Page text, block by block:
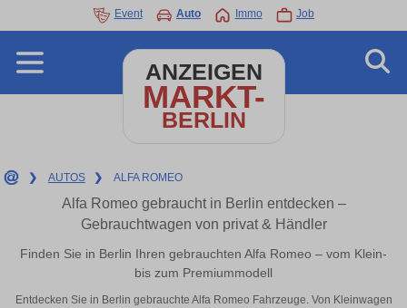
Event Auto Immo Job
ANZEIGEN
MARKT-
BERLIN
❯ AUTOS ❯ ALFA ROMEO
Alfa Romeo gebraucht in Berlin entdecken –
Gebrauchtwagen von privat & Händler
Finden Sie in Berlin Ihren gebrauchten Alfa Romeo – vom Klein-
bis zum Premiummodell
Entdecken Sie in Berlin gebrauchte Alfa Romeo Fahrzeuge. Von Kleinwagen